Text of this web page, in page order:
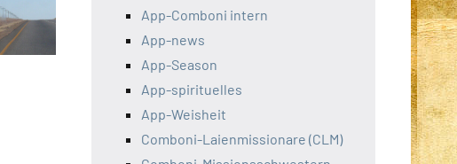
App-Comboni intern
App-news
App-Season
App-spirituelles
App-Weisheit
Comboni-Laienmissionare (CLM)